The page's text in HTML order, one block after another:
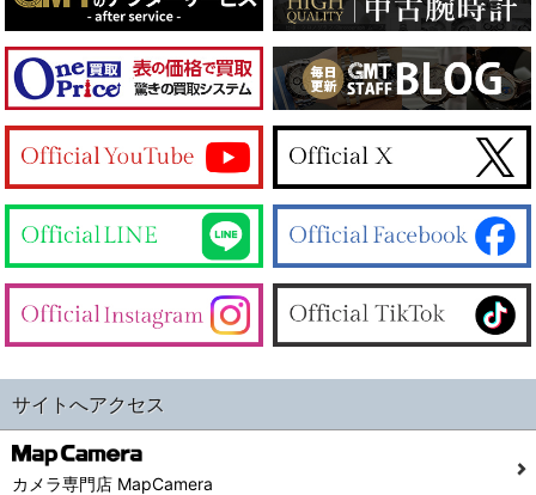
サイトへアクセス
カメラ専門店 MapCamera